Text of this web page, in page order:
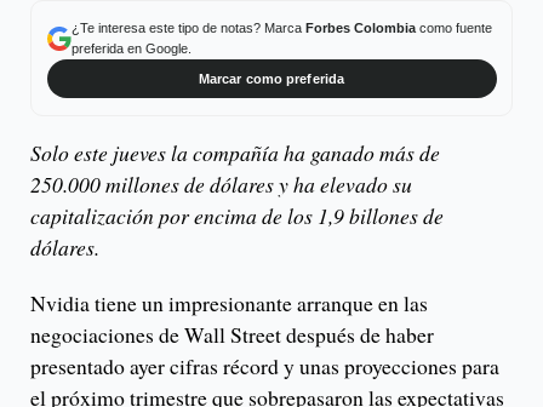
¿Te interesa este tipo de notas? Marca Forbes Colombiacomo fuente
preferida en Google.
Marcar como preferida
Solo este jueves la compañía ha ganado más de
250.000 millones de dólares y ha elevado su
capitalización por encima de los 1,9 billones de
dólares.
Nvidia tiene un impresionante arranque en las
negociaciones de Wall Street después de haber
presentado ayer cifras récord y unas proyecciones para
el próximo trimestre que sobrepasaron las expectativas